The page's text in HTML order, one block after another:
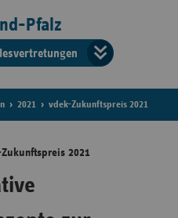
Pfalz
der
2021 vdek-Zukunftspreis 2021
2021